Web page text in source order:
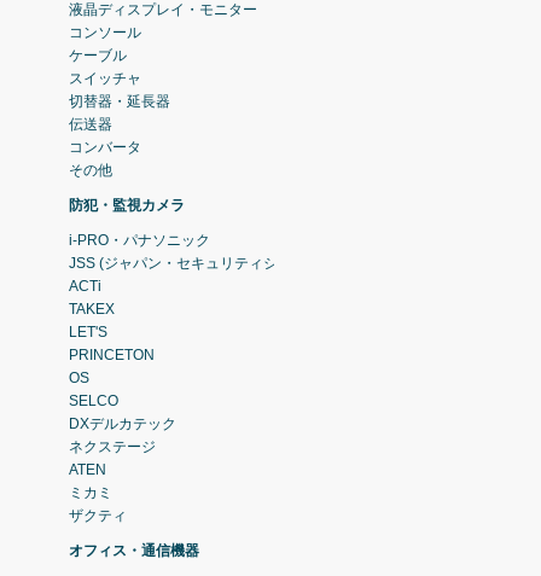
液晶ディスプレイ・モニター
コンソール
ケーブル
スイッチャ
切替器・延長器
伝送器
コンバータ
その他
防犯・監視カメラ
i-PRO・パナソニック
JSS (ジャパン・セキュリティシステム)
ACTi
TAKEX
LET'S
PRINCETON
OS
SELCO
DXデルカテック
ネクステージ
ATEN
ミカミ
ザクティ
オフィス・通信機器